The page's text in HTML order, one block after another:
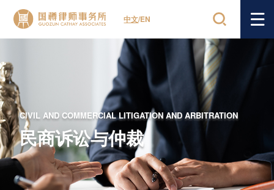
中文/EN
CIVIL AND COMMERCIAL LITIGATION AND ARBITRATION
民商诉讼与仲裁